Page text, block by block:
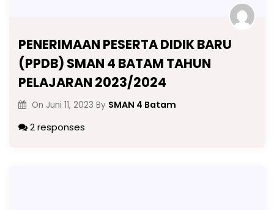
PENERIMAAN PESERTA DIDIK BARU
(PPDB) SMAN 4 BATAM TAHUN
PELAJARAN 2023/2024
On Juni 11, 2023 By SMAN 4 Batam
2 responses